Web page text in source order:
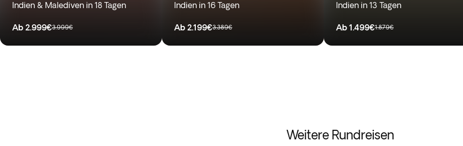
Indien & Malediven in 18 Tagen
Ab 2.999€3.999€
Indien in 16 Tagen
Ab 2.199€3.389€
Indien in 13 Tagen
Ab 1.499€1.879€
Weitere Rundreisen